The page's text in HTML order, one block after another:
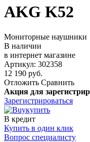
AKG K52
Мониторные наушники
В наличии
в интернет магазине
Артикул: 302358
12 190 руб.
Отложить Сравнить
Акция для
Зарегистрироваться
купить
В кредит
Купить в один клик
Вопрос специалисту